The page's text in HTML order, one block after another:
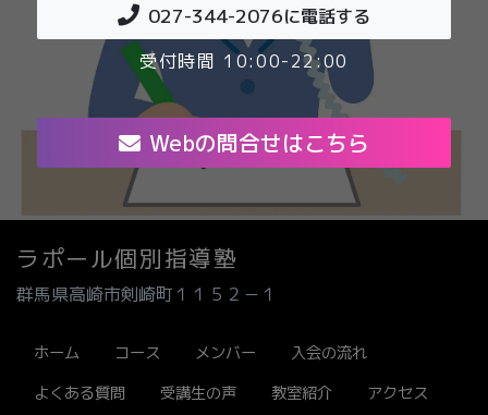
027-344-2076に電話する
受付時間 10:00-22:00
Webの問合せはこちら
ラポール個別指導塾
群馬県高崎市剣崎町１１５２－１
ホーム コース メンバー
入会の流れ
よくある質問
受講生の声 教室紹介
アクセス